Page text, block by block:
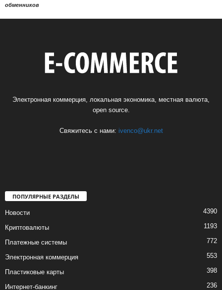
обменников
Электронная коммерция, локальная экономика, местная валюта,
open source.
Свяжитесь с нами: ivenco@ukr.net
ПОПУЛЯРНЫЕ РАЗДЕЛЫ
Новости 4390
Криптовалюты 1193
Платежные системы 772
Электронная коммерция 553
Пластиковые карты 398
Интернет-банкинг 236